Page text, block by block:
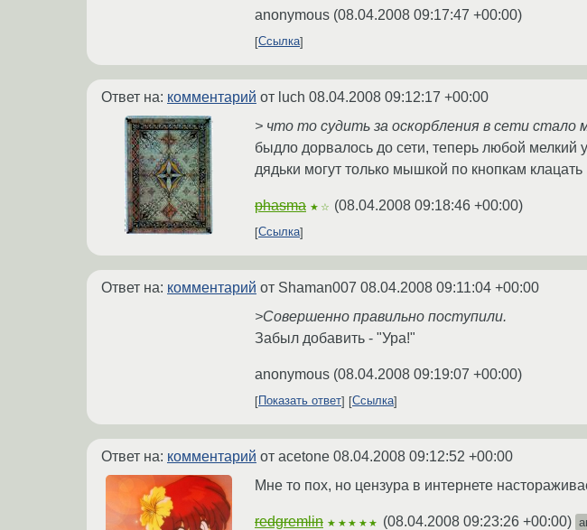
anonymous (08.04.2008 09:17:47 +00:00)
Ссылка
Ответ на: комментарий от luch 08.04.2008 09:12:17 +00:00
> что то судить за оскорбления в сети стало
быдло дорвалось до сети, теперь любой мелкий
дядьки могут только мышкой по кнопкам
phasma ★☆ (08.04.2008 09:18:46 +00:00)
Ссылка
Ответ на: комментарий от Shaman007 08.04.2008 09:11:04 +00:00
>Совершенно правильно поступили.
Забыл добавить - "Ура!"
anonymous (08.04.2008 09:19:07 +00:00)
Показать ответ Ссылка
Ответ на: комментарий от acetone 08.04.2008 09:12:52 +00:00
Мне то пох, но цензура в интернете
redgremlin ★★★★★ (08.04.2008 09:23:26 +00:00)